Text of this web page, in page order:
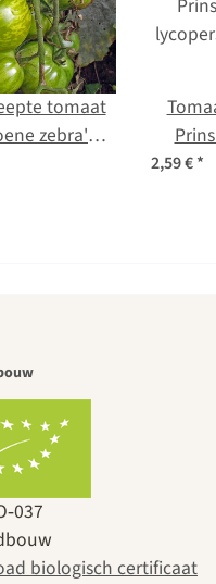
tomaat
zebra'
2,59 €*
biologisch certificaat